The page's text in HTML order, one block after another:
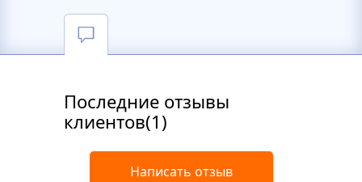
Последние отзывы
клиентов(1)
Написать отзыв